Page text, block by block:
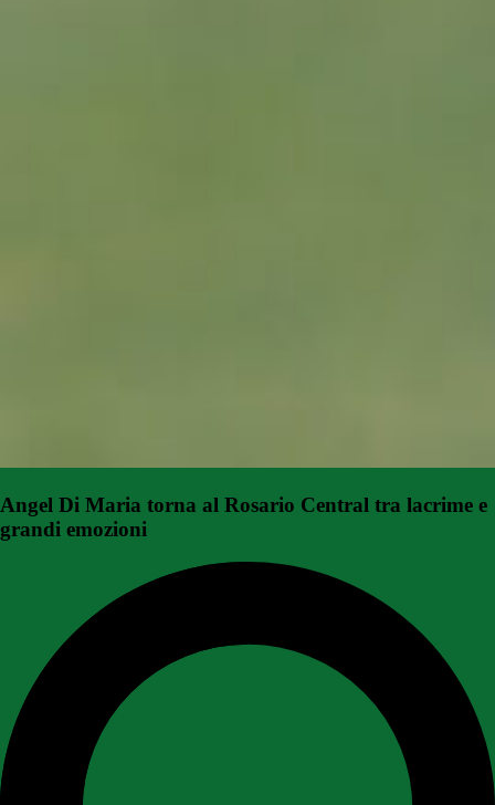
Angel Di Maria torna al Rosario Central tra lacrime e
grandi emozioni